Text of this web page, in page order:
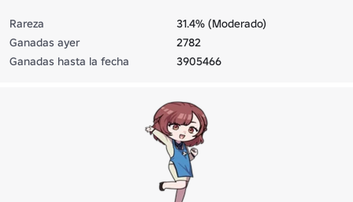
Rareza
31.4% (Moderado)
Ganadas ayer
2782
Ganadas hasta la fecha
3905466